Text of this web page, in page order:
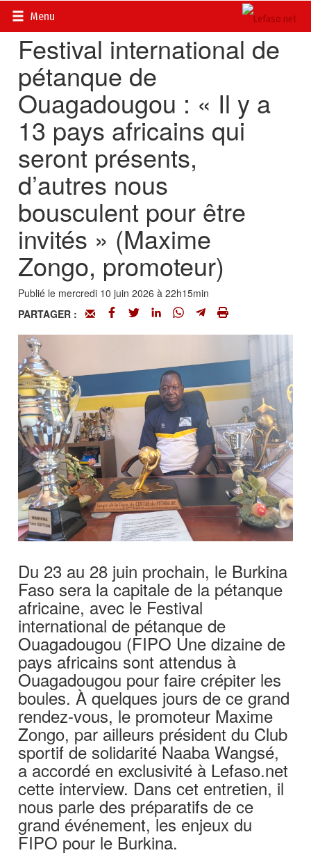
Menu
Accueil>
Festival international de
pétanque de
Ouagadougou : « Il y a
13 pays africains qui
seront présents,
d’autres nous
bousculent pour être
invités » (Maxime
Zongo, promoteur)
Publié le mercredi 10 juin 2026 à 22h15min
PARTAGER :
Du 23 au 28 juin prochain, le Burkina
Faso sera la capitale de la pétanque
africaine, avec le Festival
international de pétanque de
Ouagadougou (FIPO Une dizaine de
pays africains sont attendus à
Ouagadougou pour faire crépiter les
boules. À quelques jours de ce grand
rendez-vous, le promoteur Maxime
Zongo, par ailleurs président du Club
sportif de solidarité Naaba Wangsé,
a accordé en exclusivité à Lefaso.net
cette interview. Dans cet entretien, il
nous parle des préparatifs de ce
grand événement, les enjeux du
FIPO pour le Burkina.